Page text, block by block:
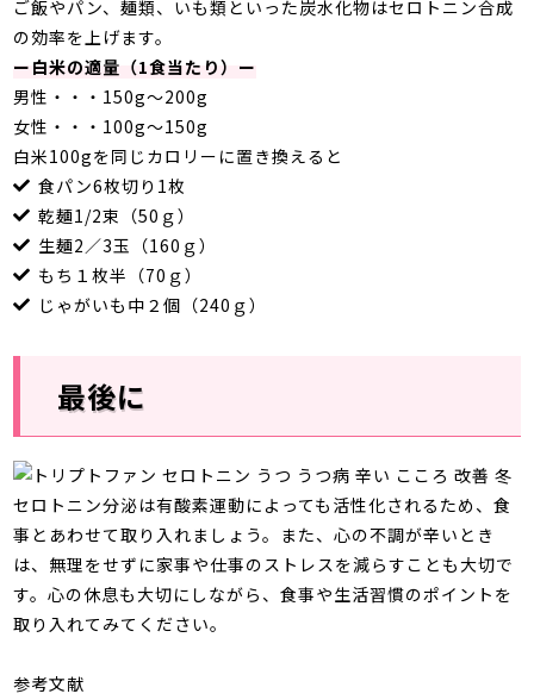
ご飯やパン、麺類、いも類といった炭水化物はセロトニン合成
の効率を上げます。
ー白米の適量（1食当たり）ー
男性・・・150g〜200g
女性・・・100g〜150g
白米100gを同じカロリーに置き換えると
食パン6枚切り1枚
乾麺1/2束（50ｇ）
生麺2／3玉（160ｇ）
もち１枚半（70ｇ）
じゃがいも中２個（240ｇ）
最後に
セロトニン分泌は有酸素運動によっても活性化されるため、食
事とあわせて取り入れましょう。また、心の不調が辛いとき
は、無理をせずに家事や仕事のストレスを減らすことも大切で
す。心の休息も大切にしながら、食事や生活習慣のポイントを
取り入れてみてください。
参考文献